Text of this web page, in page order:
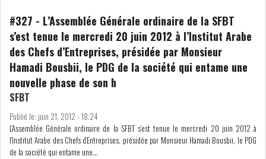
GRAPHIQUE TUNINDEX
GRAPHIQUE DU TUNINDEX
RSS ANALYSES QUOTIDIENNES
#327 - L’Assemblée Générale ordinaire de la SFBT
s’est tenue le mercredi 20 juin 2012 à l’Institut Arabe
des Chefs d’Entreprises, présidée par Monsieur
Hamadi Bousbii, le PDG de la société qui entame une
nouvelle phase de son h
SFBT
Publié le: juin 21, 2012 - 18:24
L’Assemblée Générale ordinaire de la SFBT s’est tenue le mercredi 20 juin 2012 à
l’Institut Arabe des Chefs d’Entreprises, présidée par Monsieur Hamadi Bousbii, le PDG
de la société qui entame une...